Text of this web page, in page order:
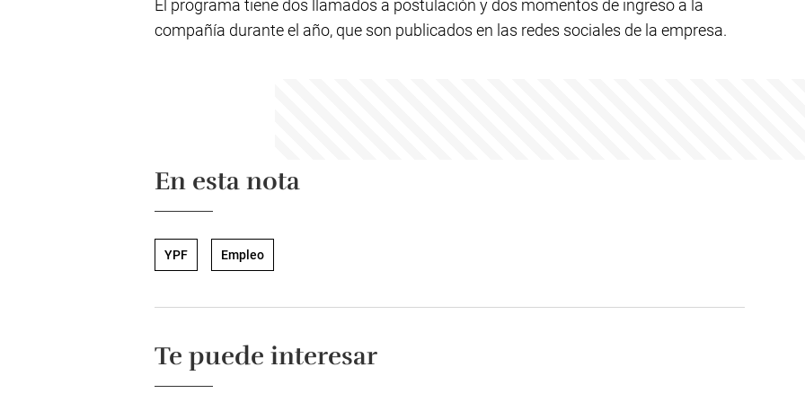
El programa tiene dos llamados a postulación y dos momentos de ingreso a la
compañía durante el año, que son publicados en las redes sociales de la empresa.
En esta nota
YPF Empleo
Te puede interesar